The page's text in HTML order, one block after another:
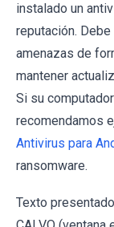
instalado un
reputación.
amenazas de
mantener
Si su
recomendamos
Antivirus para
ransomware.
Texto